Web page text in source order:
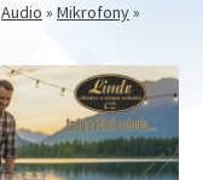
Audio » Mikrofony»